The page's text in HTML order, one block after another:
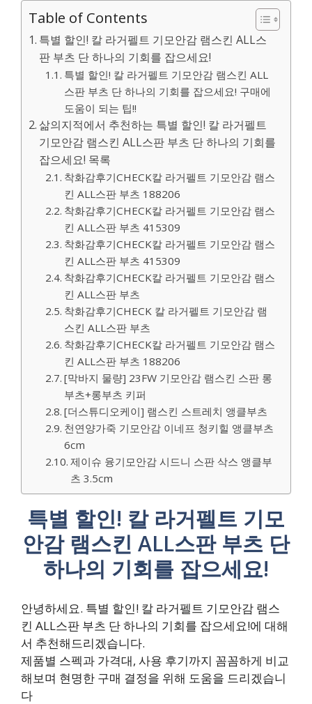
Table of Contents
특별 할인! 칼 라거펠트 기모안감 램스킨 ALL스
판 부츠 단 하나의 기회를 잡으세요!
특별 할인! 칼 라거펠트 기모안감 램스킨 ALL
스판 부츠 단 하나의 기회를 잡으세요! 구매에
도움이 되는 팁!!
삶의지적에서 추천하는 특별 할인! 칼 라거펠트
기모안감 램스킨 ALL스판 부츠 단 하나의 기회를
잡으세요! 목록
착화감후기CHECK칼 라거펠트 기모안감 램스
킨 ALL스판 부츠 188206
착화감후기CHECK칼 라거펠트 기모안감 램스
킨 ALL스판 부츠 415309
착화감후기CHECK칼 라거펠트 기모안감 램스
킨 ALL스판 부츠 415309
착화감후기CHECK칼 라거펠트 기모안감 램스
킨 ALL스판 부츠
착화감후기CHECK 칼 라거펠트 기모안감 램
스킨 ALL스판 부츠
착화감후기CHECK칼 라거펠트 기모안감 램스
킨 ALL스판 부츠 188206
[막바지 물량] 23FW 기모안감 램스킨 스판 롱
부츠+롱부츠 키퍼
[더스튜디오케이] 램스킨 스트레치 앵클부츠
천연양가죽 기모안감 이네프 청키힐 앵클부츠
6cm
제이슈 융기모안감 시드니 스판 삭스 앵클부
츠 3.5cm
특별 할인! 칼 라거펠트 기모
안감 램스킨 ALL스판 부츠 단
하나의 기회를 잡으세요!
안녕하세요. 특별 할인! 칼 라거펠트 기모안감 램스
킨 ALL스판 부츠 단 하나의 기회를 잡으세요!에 대해
서 추천해드리겠습니다.
제품별 스펙과 가격대, 사용 후기까지 꼼꼼하게 비교
해보며 현명한 구매 결정을 위해 도움을 드리겠습니
다